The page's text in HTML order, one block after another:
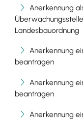
Anerkennung
Landesbauordnung
Anerkennung
beantragen
Anerkennung
beantragen
Anerkennung